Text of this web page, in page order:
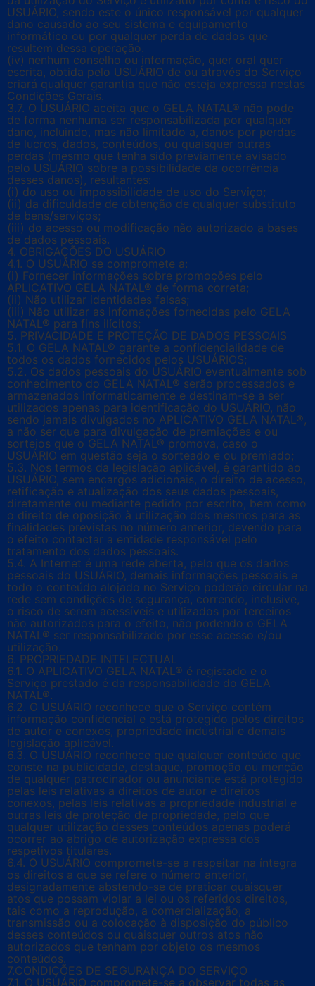
USUÁRIO, sendo este o único responsável por qualquer
dano causado ao seu sistema e equipamento
informático ou por qualquer perda de dados que
resultem dessa operação.
(iv) nenhum conselho ou informação, quer oral quer
escrita, obtida pelo USUÁRIO de ou através do Serviço
criará qualquer garantia que não esteja expressa nestas
Condições Gerais.
3.7. O USUÁRIO aceita que o GELA NATAL® não pode
de forma nenhuma ser responsabilizada por qualquer
dano, incluindo, mas não limitado a, danos por perdas
de lucros, dados, conteúdos, ou quaisquer outras
perdas (mesmo que tenha sido previamente avisado
pelo USUÁRIO sobre a possibilidade da ocorrência
desses danos), resultantes:
(i) do uso ou impossibilidade de uso do Serviço;
(ii) da dificuldade de obtenção de qualquer substituto
de bens/serviços;
(iii) do acesso ou modificação não autorizado a bases
de dados pessoais.
4. OBRIGAÇÕES DO USUÁRIO
4.1. O USUÁRIO se compromete a:
(i) Fornecer informações sobre promoções pelo
APLICATIVO GELA NATAL® de forma correta;
(ii) Não utilizar identidades falsas;
(iii) Não utilizar as infomações fornecidas pelo GELA
NATAL® para fins ilícitos;
5. PRIVACIDADE E PROTEÇÃO DE DADOS PESSOAIS
5.1. O GELA NATAL® garante a confidencialidade de
todos os dados fornecidos pelos USUÁRIOS;
5.2. Os dados pessoais do USUÁRIO eventualmente sob
conhecimento do GELA NATAL® serão processados e
armazenados informaticamente e destinam-se a ser
utilizados apenas para identificação do USUÁRIO, não
sendo jamais divulgados no APLICATIVO GELA NATAL®,
a não ser que para divulgação de premiações e ou
sorteios que o GELA NATAL® promova, caso o
USUÁRIO em questão seja o sorteado e ou premiado;
5.3. Nos termos da legislação aplicável, é garantido ao
USUÁRIO, sem encargos adicionais, o direito de acesso,
retificação e atualização dos seus dados pessoais,
diretamente ou mediante pedido por escrito, bem como
o direito de oposição à utilização dos mesmos para as
finalidades previstas no número anterior, devendo para
o efeito contactar a entidade responsável pelo
tratamento dos dados pessoais.
5.4. A Internet é uma rede aberta, pelo que os dados
pessoais do USUÁRIO, demais informações pessoais e
todo o conteúdo alojado no Serviço poderão circular na
rede sem condições de segurança, correndo, inclusive,
o risco de serem acessíveis e utilizados por terceiros
não autorizados para o efeito, não podendo o GELA
NATAL® ser responsabilizado por esse acesso e/ou
utilização.
6. PROPRIEDADE INTELECTUAL
6.1. O APLICATIVO GELA NATAL® é registado e o
Serviço prestado é da responsabilidade do GELA
NATAL®.
6.2. O USUÁRIO reconhece que o Serviço contém
informação confidencial e está protegido pelos direitos
de autor e conexos, propriedade industrial e demais
legislação aplicável.
6.3. O USUÁRIO reconhece que qualquer conteúdo que
conste na publicidade, destaque, promoção ou menção
de qualquer patrocinador ou anunciante está protegido
pelas leis relativas a direitos de autor e direitos
conexos, pelas leis relativas a propriedade industrial e
outras leis de proteção de propriedade, pelo que
qualquer utilização desses conteúdos apenas poderá
ocorrer ao abrigo de autorização expressa dos
respetivos titulares.
6.4. O USUÁRIO compromete-se a respeitar na íntegra
os direitos a que se refere o número anterior,
designadamente abstendo-se de praticar quaisquer
atos que possam violar a lei ou os referidos direitos,
tais como a reprodução, a comercialização, a
transmissão ou a colocação à disposição do público
desses conteúdos ou quaisquer outros atos não
autorizados que tenham por objeto os mesmos
conteúdos.
7.CONDIÇÕES DE SEGURANÇA DO SERVIÇO
7.1. O USUÁRIO compromete-se a observar todas as